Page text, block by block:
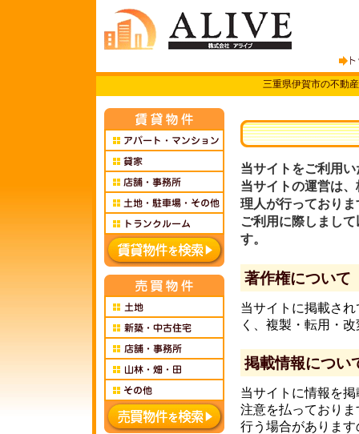
三重県伊賀市の不動
当サイトをご利用
当サイトの運営は
理人が行っておりま
ご利用に際しまし
す。
著作権について
当サイトに掲載さ
く、複製・転用・
掲載情報につい
当サイトに情報を
注意を払っており
行う場合がありま